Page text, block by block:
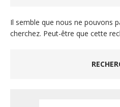
Il semble que nous ne pouvons
cherchez. Peut-être que cette